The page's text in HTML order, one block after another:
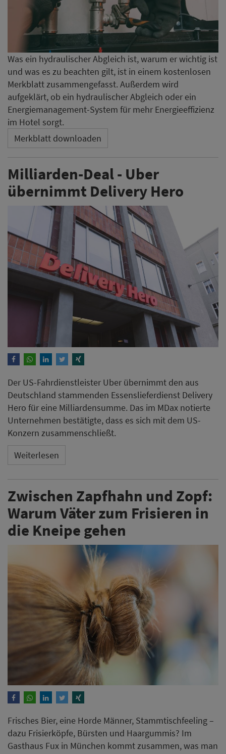
Was ein hydraulischer Abgleich ist, warum er wichtig ist
und was es zu beachten gilt, ist in einem kostenlosen
Merkblatt zusammengefasst. Außerdem wird
aufgeklärt, ob ein hydraulischer Abgleich oder ein
Energiemanagement-System für mehr Energieeffizienz
im Hotel sorgt.
Merkblatt downloaden
Milliarden-Deal - Uber
übernimmt Delivery Hero
Der US-Fahrdienstleister Uber übernimmt den aus
Deutschland stammenden Essenslieferdienst Delivery
Hero für eine Milliardensumme. Das im MDax notierte
Unternehmen bestätigte, dass es sich mit dem US-
Konzern zusammenschließt.
Weiterlesen
Zwischen Zapfhahn und Zopf:
Warum Väter zum Frisieren in
die Kneipe gehen
Frisches Bier, eine Horde Männer, Stammtischfeeling –
dazu Frisierköpfe, Bürsten und Haargummis? Im
Gasthaus Fux in München kommt zusammen, was man